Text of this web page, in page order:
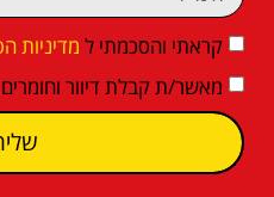
קראתי והסכמתי ל מדיניות
מאשר/ת קבלת דיוור